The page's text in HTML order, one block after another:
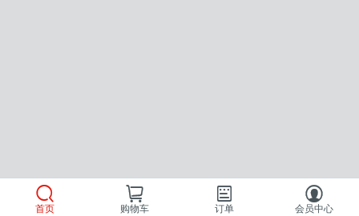
首页 购物车 订单 会员中心